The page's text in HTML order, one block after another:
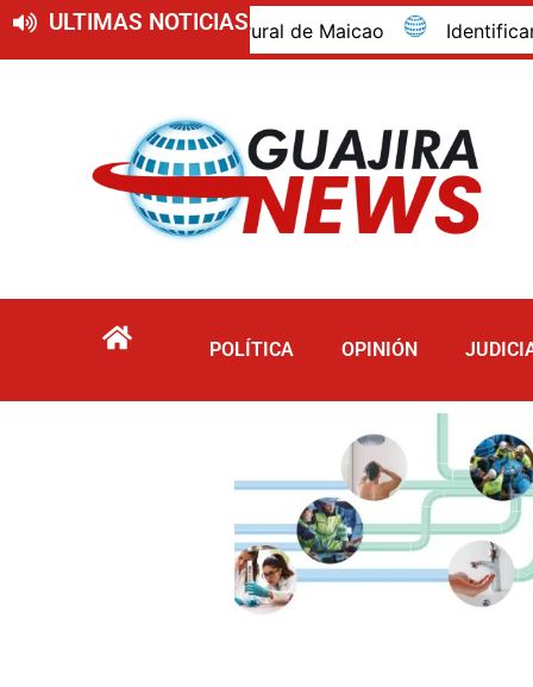
ULTIMAS NOTICIAS
rural de Maicao Identifican al turista bogotano
POLÍTICA OPINIÓN